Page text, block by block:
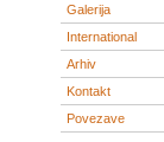
Galerija
International
Arhiv
Kontakt
Povezave